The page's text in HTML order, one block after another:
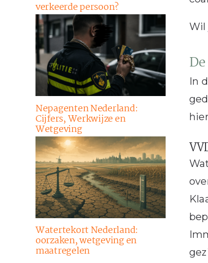
verkeerde persoon?
Nepagenten Nederland:
Cijfers, Werkwijze en
Wetgeving
Watertekort Nederland:
oorzaken, wetgeving en
maatregelen
Wil
In